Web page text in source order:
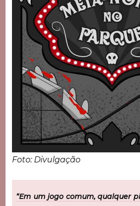
Foto: Divulgação
“Em um jogo comum, qualquer